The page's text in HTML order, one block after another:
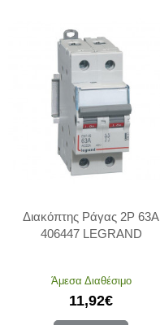
Διακόπτης Ράγας 2P 63Α
406447 LEGRAND
Άμεσα Διαθέσιμο
11,92€